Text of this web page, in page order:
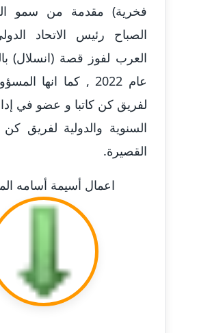
عاملة
مدونة اسماء خوجة
عاملة
مدونة أسماء كاشف
مدونة أسماء نور الدين
مدونة اسماعيل ابو زيد
عاملة
مدونة اسماعيل محسن
عاملة
مدونة اسيمة اسامه
فخرية) مقدمة من سمو
الصباح رئيس الاتحاد
العرب لفوز قصة (انسلال)
عام 2022 , كما انها
لفريق كن كاتبا و عضو في
السنوية والدولية لفريق كن
القصيرة.
اعمال أسيمة أسامه